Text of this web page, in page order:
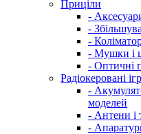
Приціли
-
-
-
- Мушки і
- Оптичні
Радіокеровані
-
моделей
- Антени і
-